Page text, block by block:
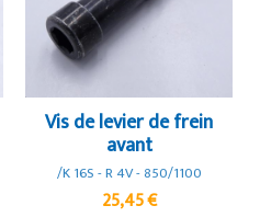
Vis de levier de frein
avant
/K 16S - R 4V - 850/1100
25,45 €